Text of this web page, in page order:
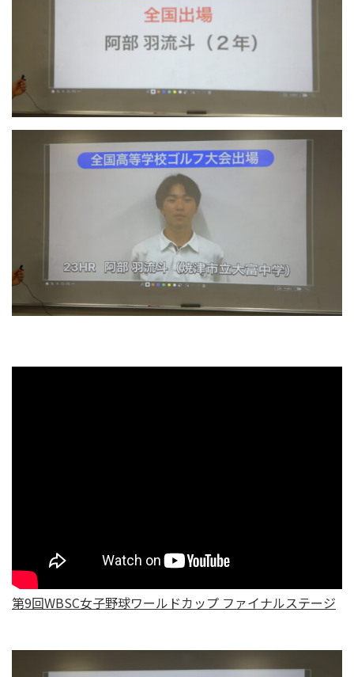
第9回WBSC女子野球ワールドカップ ファイナルステージ